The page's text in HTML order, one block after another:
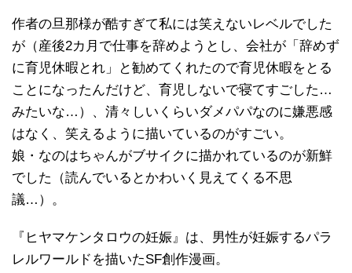
作者の旦那様が酷すぎて私には笑えないレベルでした
が（産後2カ月で仕事を辞めようとし、会社が「辞めず
に育児休暇とれ」と勧めてくれたので育児休暇をとる
ことになったんだけど、育児しないで寝てすごした…
みたいな…）、清々しいくらいダメパパなのに嫌悪感
はなく、笑えるように描いているのがすごい。
娘・なのはちゃんがブサイクに描かれているのが新鮮
でした（読んでいるとかわいく見えてくる不思
議…）。
『ヒヤマケンタロウの妊娠』は、男性が妊娠するパラ
レルワールドを描いたSF創作漫画。